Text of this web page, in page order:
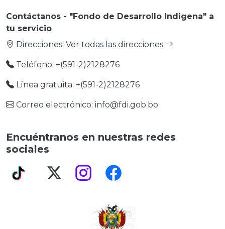
Contáctanos - "Fondo de Desarrollo Indigena" a
tu servicio
Direcciones: Ver todas las direcciones
Teléfono: +(591-2)2128276
Línea gratuita: +(591-2)2128276
Correo electrónico: info@fdi.gob.bo
Encuéntranos en nuestras redes
sociales